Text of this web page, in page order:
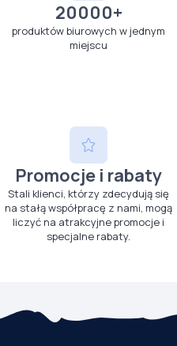
20000+
produktów biurowych w jednym
miejscu
Promocje i rabaty
Stali klienci, którzy zdecydują się
na stałą współpracę z nami, mogą
liczyć na atrakcyjne promocje i
specjalne rabaty.